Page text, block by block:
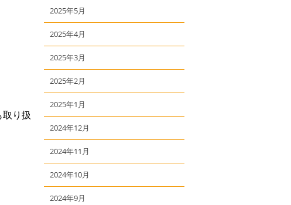
り扱
2025年5月
2025年4月
2025年3月
2025年2月
2025年1月
2024年12月
2024年11月
2024年10月
2024年9月